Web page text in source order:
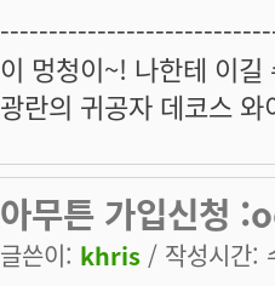
이 멍청이~! 나한테 이
광란의 귀공자 데코스
아무튼 가입신청
글쓴이: khris / 작성시간: